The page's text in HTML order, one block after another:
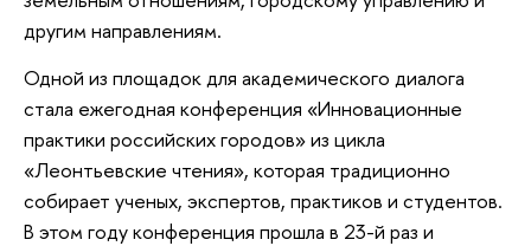
другим направлениям.
Одной из площадок для академического диалога
стала ежегодная конференция «Инновационные
практики российских городов» из цикла
«Леонтьевские чтения», которая традиционно
собирает ученых, экспертов, практиков и студентов.
В этом году конференция прошла в 23-й раз и